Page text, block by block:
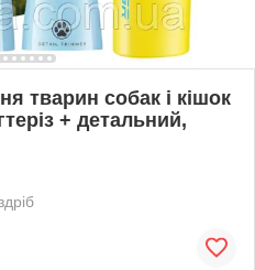
тварин собак і кішок
+ детальний,